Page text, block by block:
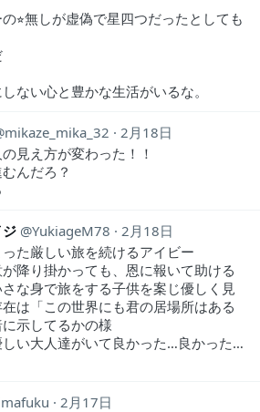
⭐︎無しが虚偽で星四つだったとしても
ない心と豊かな生活がいるな。
mikaze_mika_32
2月18日
見え方が変わった！！
んだろ？
YukiageM78
2月18日
た厳しい旅を続けるアイビー
降り掛かっても、恩に報いて助ける
な身で旅をする子供を案じ優しく見
は「この世界にも君の居場所はある
示してるかの様
い大人達がいて良かった…良かった…
2月17日